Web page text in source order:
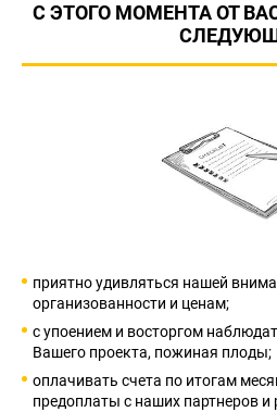
С ЭТОГО МОМЕНТА ОТ
приятно удивляться нашей
организованности и ценам;
с упоением и восторгом
Вашего проекта, пожиная плоды;
оплачивать счета по итогам
предоплаты с наших партнеров и